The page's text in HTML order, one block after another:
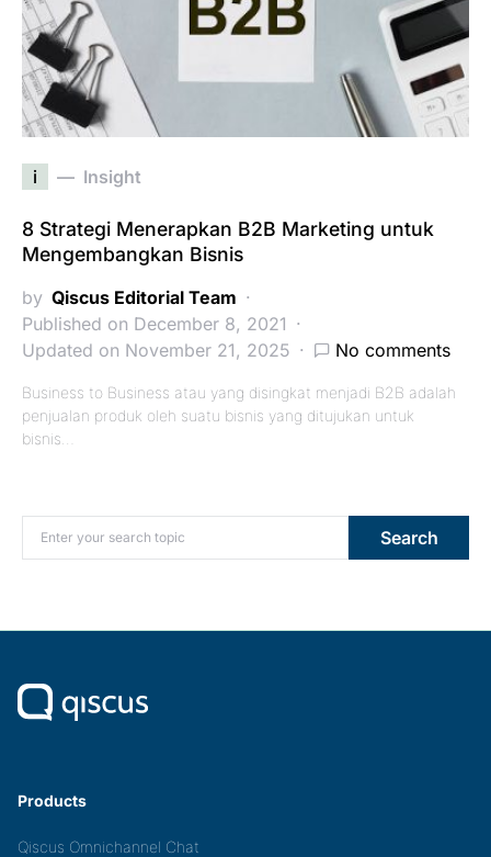
i Insight
8 Strategi Menerapkan B2B Marketing untuk
Mengembangkan Bisnis
by Qiscus Editorial Team
Published on December 8, 2021
Updated on November 21, 2025
No comments
Business to Business atau yang disingkat menjadi B2B adalah
penjualan produk oleh suatu bisnis yang ditujukan untuk
bisnis…
Search for: Search
Products
Qiscus Omnichannel Chat